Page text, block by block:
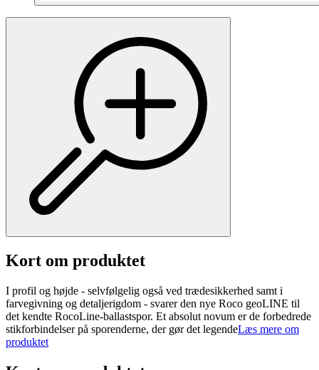
Kort om produktet
I profil og højde - selvfølgelig også ved trædesikkerhed samt i
farvegivning og detaljerigdom - svarer den nye Roco geoLINE til
det kendte RocoLine-ballastspor. Et absolut novum er de forbedrede
stikforbindelser på sporenderne, der gør det legendeLæs mere om
produktet